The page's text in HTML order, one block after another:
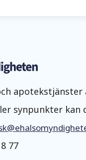
apotekstjänster
synpunkter kan
77